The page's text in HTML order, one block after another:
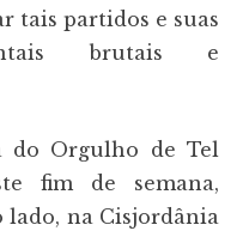
tais partidos e suas
brutais e
do Orgulho de Tel
fim de semana,
lado, na Cisjordânia